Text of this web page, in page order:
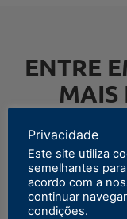
ENTRE
MAIS
Privacidade
Este site utiliza
semelhantes
acordo com a
continuar
condições.